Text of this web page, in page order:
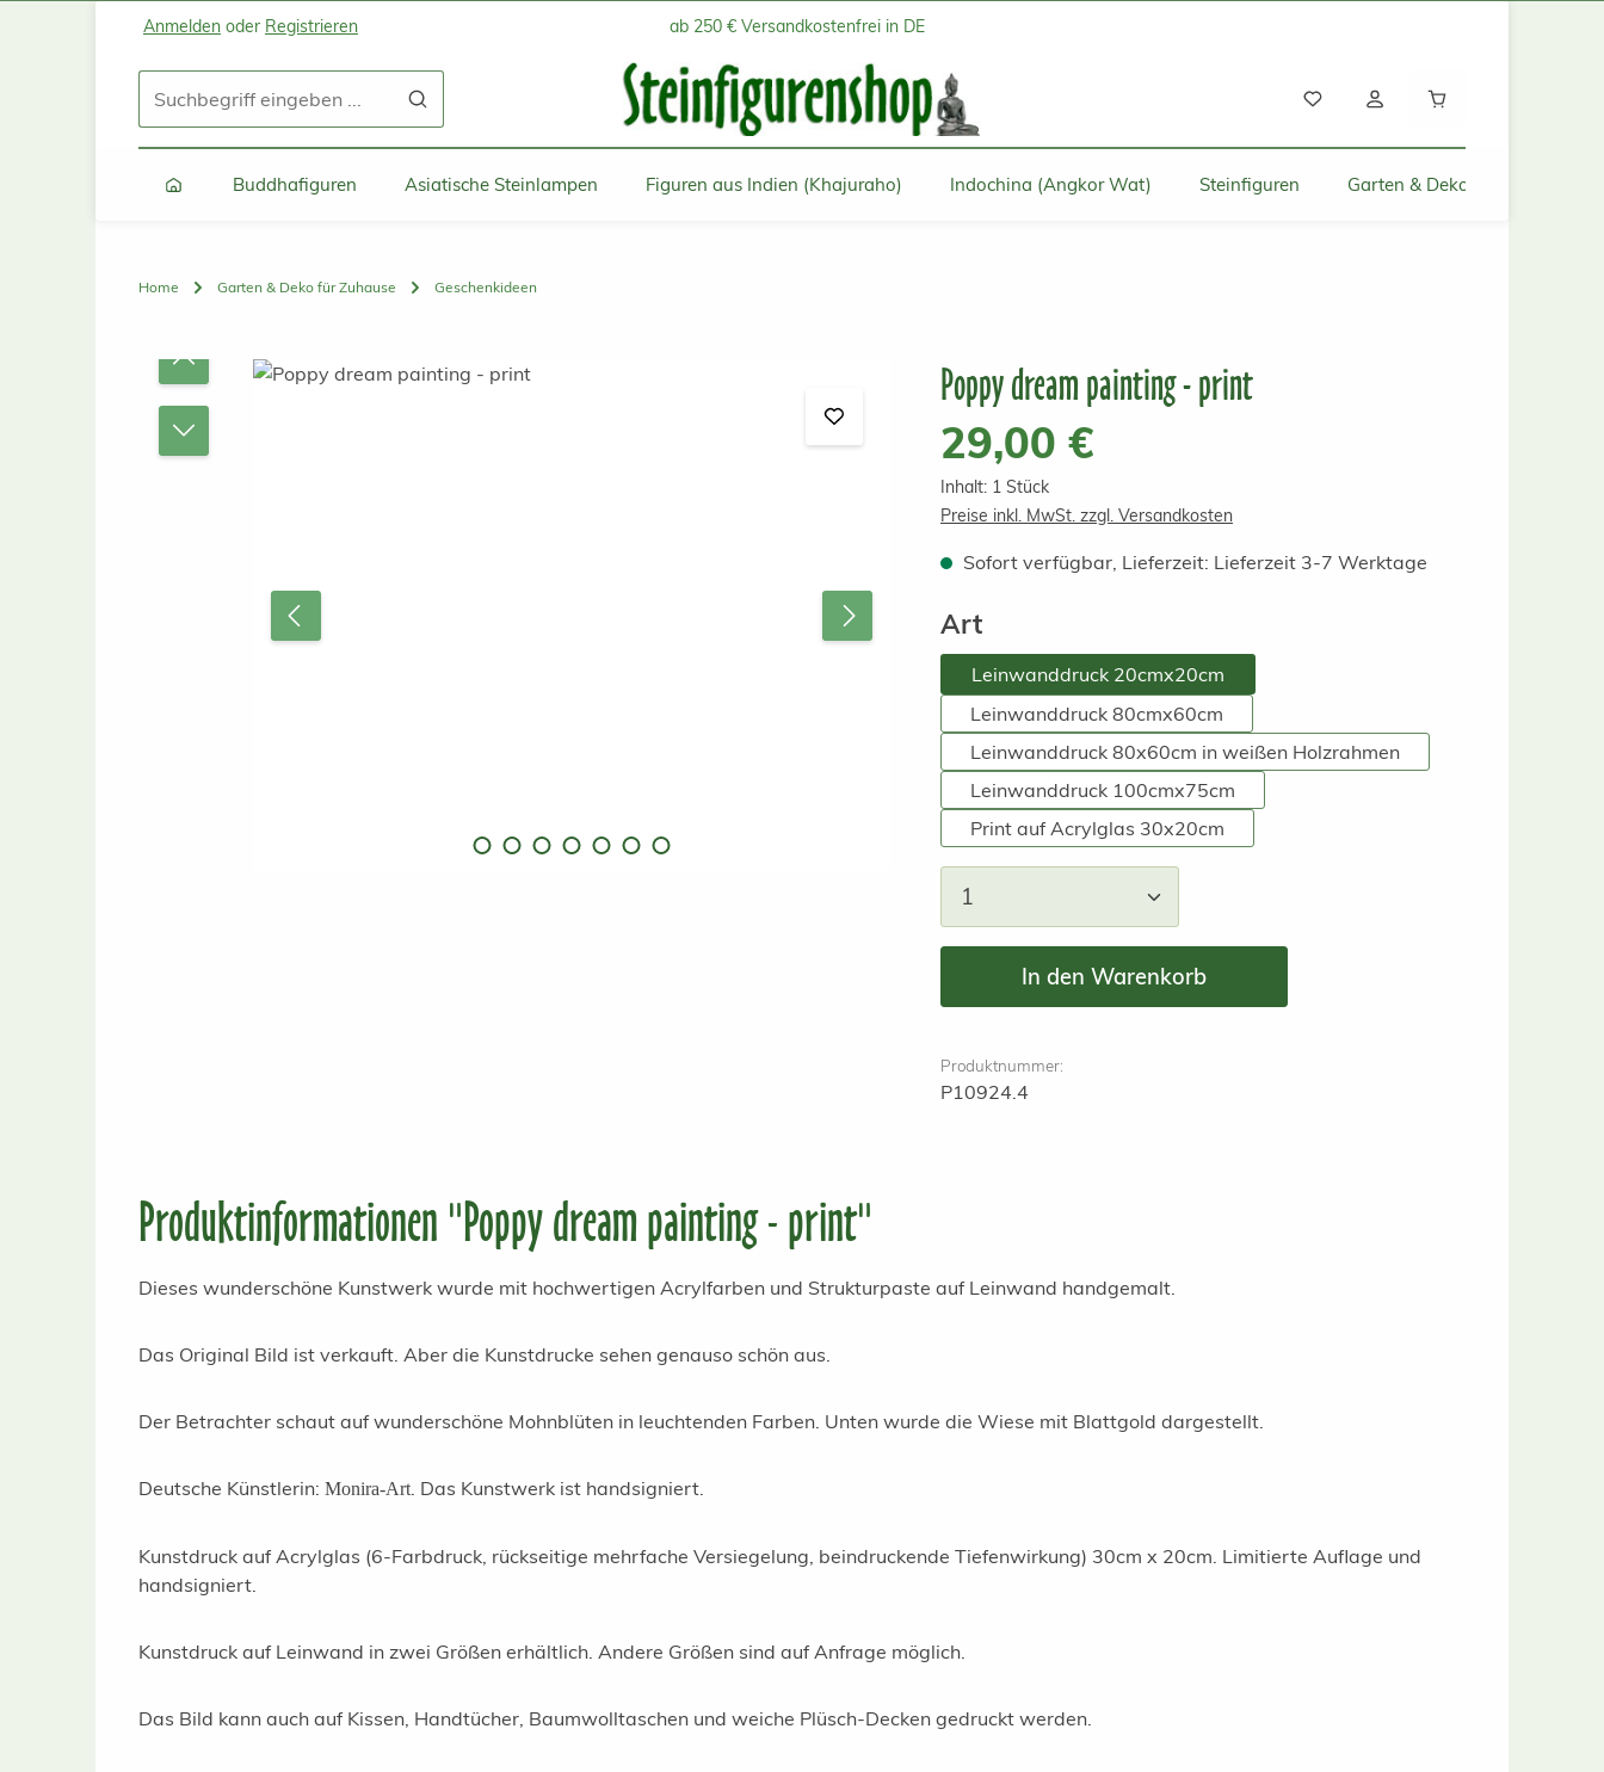
Zum Hauptinhalt springen
Zur Suche springen
Zur Hauptnavigation springen
Anmelden oder Registrieren ab 250 € Versandkostenfrei in DE
Buddhafiguren Asiatische Steinlampen Figuren aus Indien (Khajuraho) Indochina (Angkor Wat) Steinfiguren Garten & Deko für Zuhause
Home Garten & Deko für Zuhause Geschenkideen
Bildergalerie überspringen Poppy dream painting - print
Regulärer Preis:
29,00 €
Inhalt: 1 Stück
Preise inkl. MwSt. zzgl. Versandkosten
Sofort verfügbar, Lieferzeit: Lieferzeit 3-7 Werktage
Artauswählen
Leinwanddruck 20cmx20cm
Leinwanddruck 80cmx60cm
Leinwanddruck 80x60cm in weißen Holzrahmen
Leinwanddruck 100cmx75cm
Print auf Acrylglas 30x20cm
Produkt Anzahl: Gib den gewünschten Wert ein
In den Warenkorb
Produktnummer:
P10924.4
Produktinformationen "Poppy dream painting - print"
Dieses wunderschöne Kunstwerk wurde mit hochwertigen Acrylfarben und Strukturpaste auf Leinwand handgemalt.
Das Original Bild ist verkauft. Aber die Kunstdrucke sehen genauso schön aus.
Der Betrachter schaut auf wunderschöne Mohnblüten in leuchtenden Farben. Unten wurde die Wiese mit Blattgold dargestellt.
Deutsche Künstlerin: Monira-Art. Das Kunstwerk ist handsigniert.
Kunstdruck auf Acrylglas (6-Farbdruck, rückseitige mehrfache Versiegelung, beindruckende Tiefenwirkung) 30cm x 20cm. Limitierte Auflage und
handsigniert.
Kunstdruck auf Leinwand in zwei Größen erhältlich. Andere Größen sind auf Anfrage möglich.
Das Bild kann auch auf Kissen, Handtücher, Baumwolltaschen und weiche Plüsch-Decken gedruckt werden.